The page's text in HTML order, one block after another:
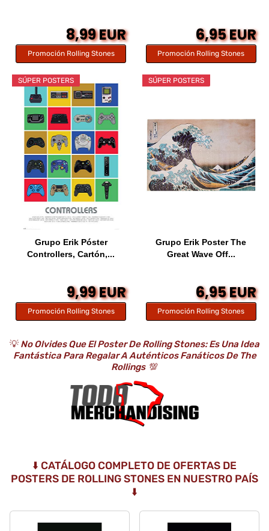
8,99 EUR
Promoción Rolling Stones
6,95 EUR
Promoción Rolling Stones
SÚPER POSTERS
Grupo Erik Póster
Controllers, Cartón,...
9,99 EUR
Promoción Rolling Stones
SÚPER POSTERS
Grupo Erik Poster The
Great Wave Off...
6,95 EUR
Promoción Rolling Stones
💡 No Olvides Que El Poster De Rolling Stones: Es Una Idea
Fantástica Para Regalar A Auténticos Fanáticos De The
Rollings 💯
⬇️ CATÁLOGO COMPLETO DE OFERTAS DE
POSTERS DE ROLLING STONES EN NUESTRO PAÍS
⬇️